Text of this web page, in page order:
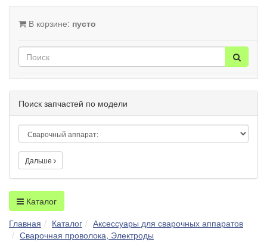
В корзине: пусто
Поиск запчастей по модели
Дальше
Каталог
Главная
Каталог
Аксессуары для сварочных аппаратов
Сварочная проволока, Электроды